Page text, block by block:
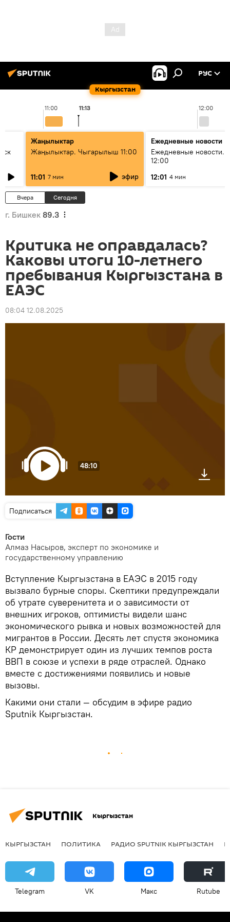
Кыргызстан
РУС
11:00 12:00
11:13
Жаңылыктар
Жаңылыктар. Чыгарылыш 11:00
11:01 7 мин эфир
Ежедневные новости
Ежедневные новости.
12:00
12:01 4 мин
Вчера Сегодня
г. Бишкек 89.3
Критика не оправдалась?
Каковы итоги 10-летнего
пребывания Кыргызстана в
ЕАЭС
08:04 12.08.2025
48:10
Подписаться
Гости
Алмаз Насыров, эксперт по экономике и
государственному управлению
Вступление Кыргызстана в ЕАЭС в 2015 году
вызвало бурные споры. Скептики предупреждали
об утрате суверенитета и о зависимости от
внешних игроков, оптимисты видели шанс
экономического рывка и новых возможностей для
мигрантов в России. Десять лет спустя экономика
КР демонстрирует один из лучших темпов роста
ВВП в союзе и успехи в ряде отраслей. Однако
вместе с достижениями появились и новые
вызовы.
Какими они стали — обсудим в эфире радио
Sputnik Кыргызстан.
Кыргызстан
КЫРГЫЗСТАН ПОЛИТИКА РАДИО SPUTNIK КЫРГЫЗСТАН
Telegram VK Макс Rutube